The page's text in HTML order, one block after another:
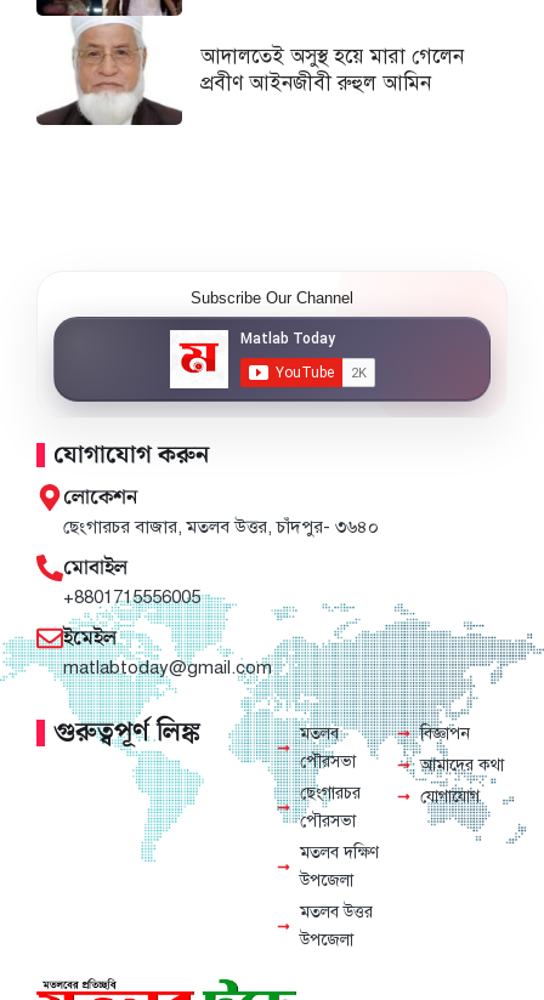
আদালতেই অসুস্থ হয়ে মারা গেলেন
প্রবীণ আইনজীবী রুহুল আমিন
Subscribe Our Channel
গুরুত্বপূর্ণ লিঙ্ক
মতলব
পৌরসভা
ছেংগারচর
পৌরসভা
মতলব দক্ষিণ
উপজেলা
মতলব উত্তর
উপজেলা
বিজ্ঞাপন
আমাদের কথা
যোগাযোগ
যোগাযোগ করুন
লোকেশন
ছেংগারচর বাজার, মতলব উত্তর, চাঁদপুর- ৩৬৪০
মোবাইল
+8801715556005
ইমেইল
matlabtoday@gmail.com